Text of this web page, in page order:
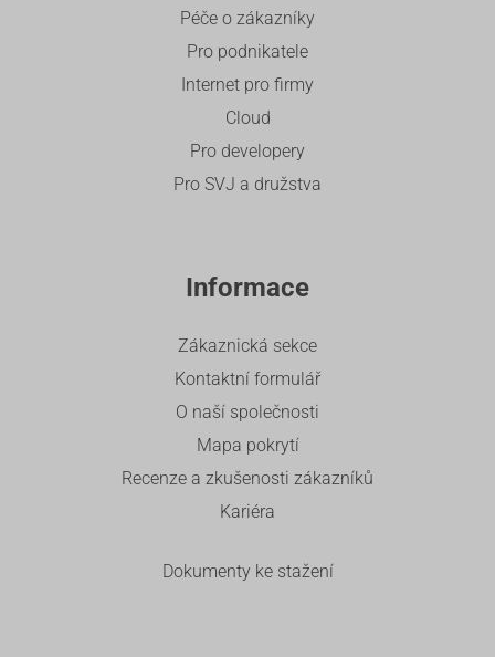
Péče o zákazníky
Pro podnikatele
Internet pro firmy
Cloud
Pro developery
Pro SVJ a družstva
Informace
Zákaznická sekce
Kontaktní formulář
O naší společnosti
Mapa pokrytí
Recenze a zkušenosti zákazníků
Kariéra
Dokumenty ke stažení